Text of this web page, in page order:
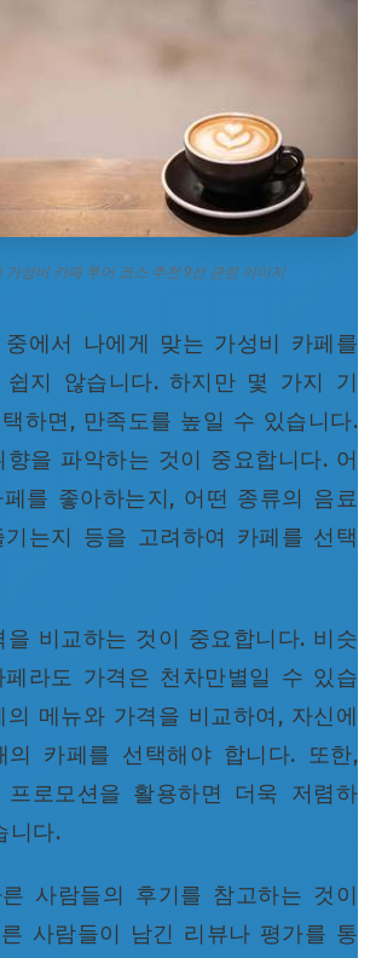
가성비 카페 투어 코스 추천 9선 관련 이미지
에서 나에게 맞는 가성비 카페를
쉽지 않습니다. 하지만 몇 가지 기
하면, 만족도를 높일 수 있습니다.
향을 파악하는 것이 중요합니다. 어
를 좋아하는지, 어떤 종류의 음료
는지 등을 고려하여 카페를 선택
을 비교하는 것이 중요합니다. 비슷
라도 가격은 천차만별일 수 있습
의 메뉴와 가격을 비교하여, 자신에
의 카페를 선택해야 합니다. 또한,
프로모션을 활용하면 더욱 저렴하
니다.
사람들의 후기를 참고하는 것이
사람들이 남긴 리뷰나 평가를 통